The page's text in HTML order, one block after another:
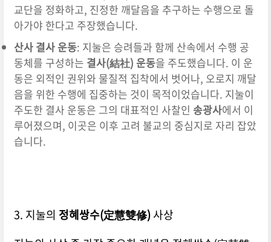
교단을 정화하고, 진정한 깨달음을 추구하는 수행으로 돌
아가야 한다고 주장했습니다.
산사 결사 운동: 지눌은 승려들과 함께 산속에서 수행 공
동체를 구성하는 결사(結社) 운동을 주도했습니다. 이 운
동은 외적인 권위와 물질적 집착에서 벗어나, 오로지 깨달
음을 위한 수행에 집중하는 것이 목적이었습니다. 지눌이
주도한 결사 운동은 그의 대표적인 사찰인 송광사에서 이
루어졌으며, 이곳은 이후 고려 불교의 중심지로 자리 잡았
습니다.
3. 지눌의 정혜쌍수(定慧雙修)사상